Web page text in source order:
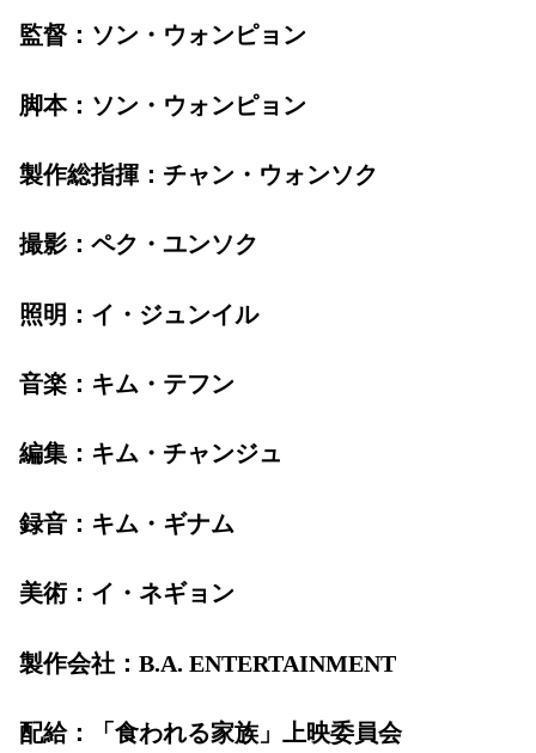
監督：ソン・ウォンピョン
脚本：ソン・ウォンピョン
製作総指揮：チャン・ウォンソク
撮影：ペク・ユンソク
照明：イ・ジュンイル
音楽：キム・テフン
編集：キム・チャンジュ
録音：キム・ギナム
美術：イ・ネギョン
製作会社：B.A. ENTERTAINMENT
配給：「食われる家族」上映委員会